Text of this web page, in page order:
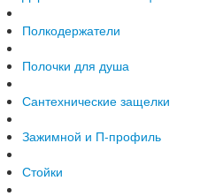
Полкодержатели
Полочки для душа
Сантехнические защелки
Зажимной и П-профиль
Стойки